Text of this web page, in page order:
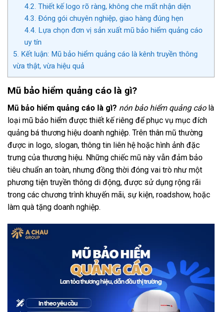
4.2. Thiết kế logo rõ ràng, không che mất nhận diện
4.3. Đóng gói chuyên nghiệp, giao hàng đúng hẹn
4.4. Lựa chọn đơn vị sản xuất mũ bảo hiểm quảng cáo
uy tín
5. Kết luận: Mũ bảo hiểm quảng cáo là kênh truyền thông
vừa thật, vừa hiệu quả
Mũ bảo hiểm quảng cáo là gì?
Mũ bảo hiểm quảng cáo là gì? nón bảo hiểm quảng cáolà
loại mũ bảo hiểm được thiết kế riêng để phục vụ mục đích
quảng bá thương hiệu doanh nghiệp. Trên thân mũ thường
được in logo, slogan, thông tin liên hệ hoặc hình ảnh đặc
trưng của thương hiệu. Những chiếc mũ này vẫn đảm bảo
tiêu chuẩn an toàn, nhưng đồng thời đóng vai trò như một
phương tiện truyền thông di động, được sử dụng rộng rãi
trong các chương trình khuyến mãi, sự kiện, roadshow, hoặc
làm quà tặng doanh nghiệp.